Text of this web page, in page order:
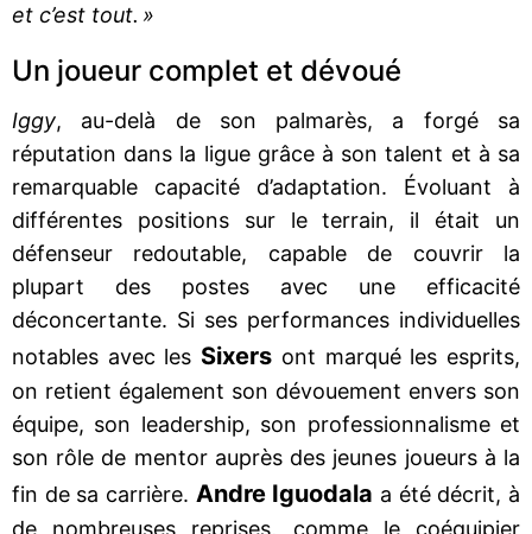
et c’est tout. »
Un joueur complet et dévoué
Iggy, au-delà de son palmarès, a forgé sa
réputation dans la ligue grâce à son talent et à sa
remarquable capacité d’adaptation. Évoluant à
différentes positions sur le terrain, il était un
défenseur redoutable, capable de couvrir la
plupart des postes avec une efficacité
déconcertante. Si ses performances individuelles
notables avec les Sixers ont marqué les esprits,
on retient également son dévouement envers son
équipe, son leadership, son professionnalisme et
son rôle de mentor auprès des jeunes joueurs à la
fin de sa carrière. Andre Iguodala a été décrit, à
de nombreuses reprises, comme le coéquipier